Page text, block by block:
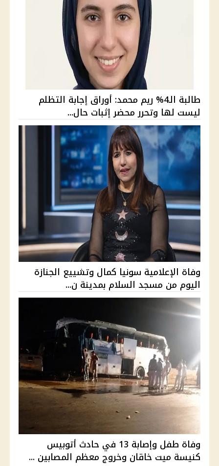
طالبة الـ4% ريم محمد: أوراق إجابة التظلم
ليست لها وتحرر محضر إثبات حال...
وفاة الإعلامية سونيا كمال وتشييع الجنازة
اليوم من مسجد السلام بمدينة ن...
وفاة طفل وإصابة 13 في حادث أتوبيس
كنيسة ميت خاقان وخروج معظم المصابين ...